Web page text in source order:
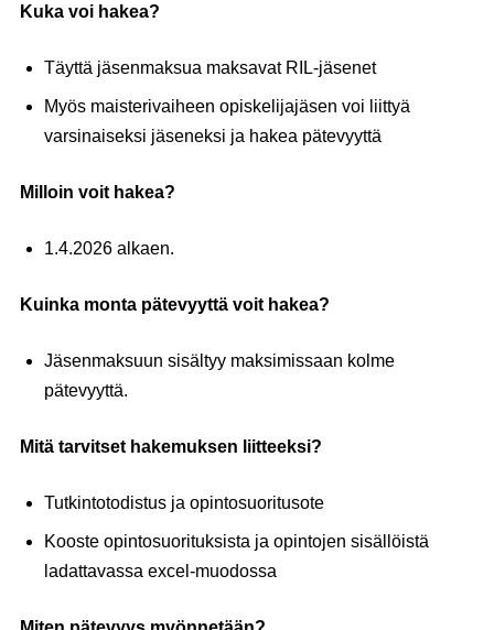
Kuka voi hakea?
Täyttä jäsenmaksua maksavat RIL-jäsenet
Myös maisterivaiheen opiskelijajäsen voi liittyä
varsinaiseksi jäseneksi ja hakea pätevyyttä
Milloin voit hakea?
1.4.2026 alkaen.
Kuinka monta pätevyyttä voit hakea?
Jäsenmaksuun sisältyy maksimissaan kolme
pätevyyttä.
Mitä tarvitset hakemuksen liitteeksi?
Tutkintotodistus ja opintosuoritusote
Kooste opintosuorituksista ja opintojen sisällöistä
ladattavassa excel-muodossa